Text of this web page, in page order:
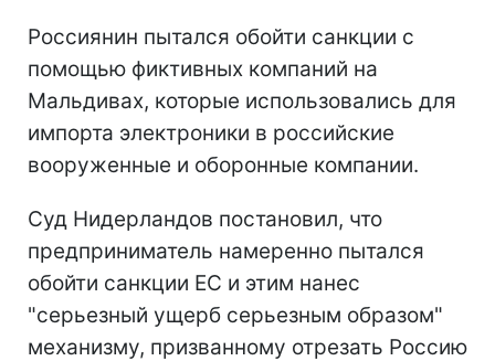
Россиянин пытался обойти санкции с
помощью фиктивных компаний на
Мальдивах, которые использовались для
импорта электроники в российские
вооруженные и оборонные компании.
Суд Нидерландов постановил, что
предприниматель намеренно пытался
обойти санкции ЕС и этим нанес
"серьезный ущерб серьезным образом"
механизму, призванному отрезать Россию